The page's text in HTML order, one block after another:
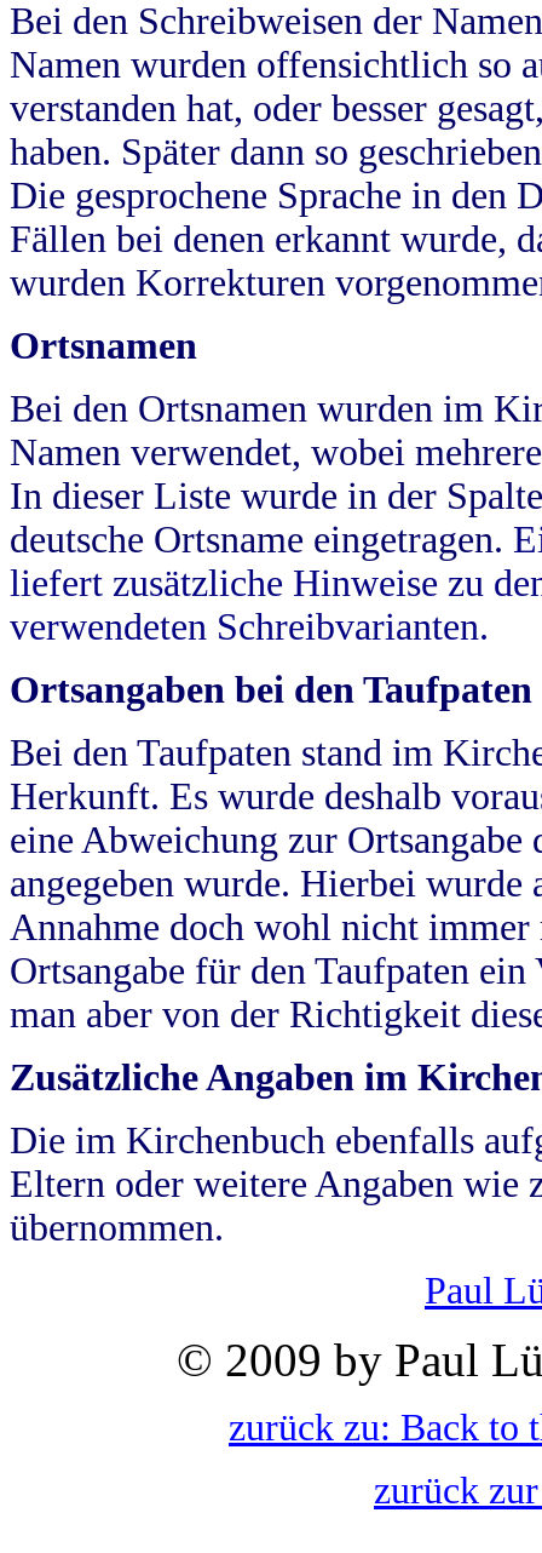
Bei den Schreibweisen der
Namen wurden offensichtlich so
verstanden hat, oder besser
haben. Später dann so
Die gesprochene Sprache in
Fällen bei denen erkannt wurde,
wurden Korrekturen
Ortsnamen
Bei den Ortsnamen wurden im
Namen verwendet, wobei
In dieser Liste wurde in der
deutsche Ortsname eingetragen.
liefert zusätzliche Hinweise zu
verwendeten Schreibvarianten.
Ortsangaben bei den Taufpaten
Bei den Taufpaten stand im
Herkunft. Es wurde deshalb
eine Abweichung zur
angegeben wurde. Hierbei wurde
Annahme doch wohl nicht
Ortsangabe für den Taufpaten
man aber von der Richtigkeit
Zusätzliche Angaben im
Die im Kirchenbuch ebenfalls
Eltern oder weitere Angaben wie
übernommen.
Paul
© 2009 by Paul
zurück zu: Back to
zurück